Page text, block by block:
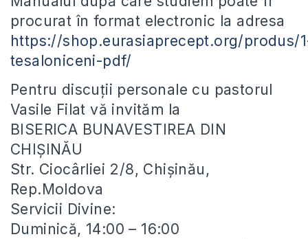
procurat în format electronic la adresa
https://shop.eurasiaprecept.org/produs/
tesaloniceni-pdf/
Pentru discuții personale cu pastorul
Vasile Filat vă invităm la
BISERICA BUNAVESTIREA DIN
CHIȘINĂU
Str. Ciocârliei 2/8, Chișinău,
Rep.Moldova
Servicii Divine:
Duminică, 14:00 – 16:00